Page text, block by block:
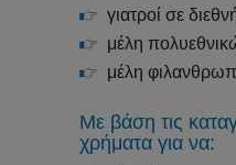
γιατροί σε
μέλη
μέλη
Με βάση τις
χρήματα για να: